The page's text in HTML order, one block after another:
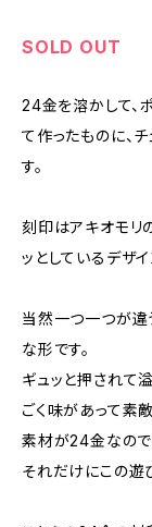
SOLD OUT
24金を溶かして、
て作ったものに、
す。
刻印はアキオモリ
ッとしているデザイ
当然一つ一つが違
な形です。
ギュッと押されて
ごく味があって素敵
素材が24金なので
それだけにこの遊